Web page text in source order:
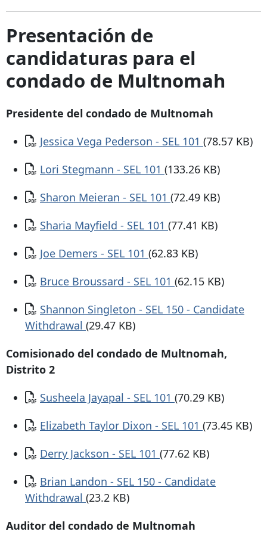
Presentación de
candidaturas para el
condado de Multnomah
Presidente del condado de Multnomah
Documento
Jessica Vega Pederson - SEL 101 (78.57 KB)
Documento
Lori Stegmann - SEL 101 (133.26 KB)
Documento
Sharon Meieran - SEL 101 (72.49 KB)
Documento
Sharia Mayfield - SEL 101 (77.41 KB)
Documento
Joe Demers - SEL 101 (62.83 KB)
Documento
Bruce Broussard - SEL 101 (62.15 KB)
Documento
Shannon Singleton - SEL 150 - Candidate
Withdrawal (29.47 KB)
Comisionado del condado de Multnomah,
Distrito 2
Documento
Susheela Jayapal - SEL 101 (70.29 KB)
Documento
Elizabeth Taylor Dixon - SEL 101 (73.45 KB)
Documento
Derry Jackson - SEL 101 (77.62 KB)
Documento
Brian Landon - SEL 150 - Candidate
Withdrawal (23.2 KB)
Auditor del condado de Multnomah